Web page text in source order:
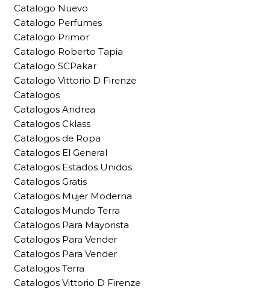
Catalogo Nuevo
Catalogo Perfumes
Catalogo Primor
Catalogo Roberto Tapia
Catalogo SCPakar
Catalogo Vittorio D Firenze
Catalogos
Catalogos Andrea
Catalogos Cklass
Catalogos de Ropa
Catalogos El General
Catalogos Estados Unidos
Catalogos Gratis
Catalogos Mujer Moderna
Catalogos Mundo Terra
Catalogos Para Mayorista
Catalogos Para Vender
Catalogos Para Vender
Catalogos Terra
Catalogos Vittorio D Firenze